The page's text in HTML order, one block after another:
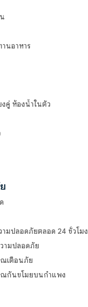
นอาหาร
คู่ ห้องน้ำในตัว
ามปลอดภัยตลอด 24 ชั่วโมง
ามปลอดภัย
เตือนภัย
กันขโมยบนกำแพง